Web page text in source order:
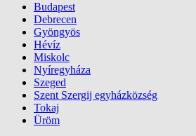
Budapest
Debrecen
Gyöngyös
Hévíz
Miskolc
Nyíregyháza
Szeged
Szent Szergij egyházközség
Tokaj
Üröm